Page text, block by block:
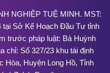
NGHIỆP TUỆ MINH. MST:
tại Sở Kế Hoạch Đầu Tư tỉnh
trước pháp luật: Bà Huỳnh
chỉ: Số 327/23 khu tái định
Hòa, Huyện Long Hồ, Tỉnh